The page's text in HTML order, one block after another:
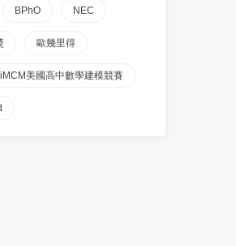
BPhO NEC
歐幾里得
美國高中數學建模競賽